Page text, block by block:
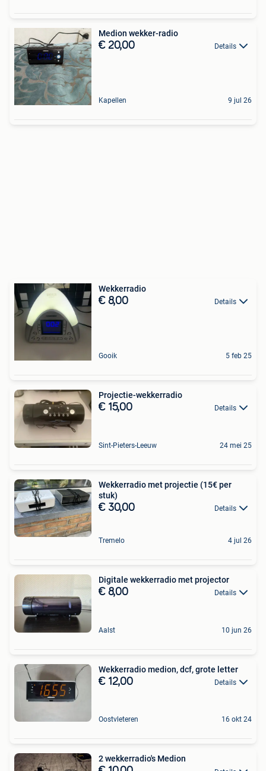
Medion wekker-radio
€ 20,00 Details
Kapellen 9 jul 26
Wekkerradio
€ 8,00 Details
Gooik 5 feb 25
Projectie-wekkerradio
€ 15,00 Details
Sint-Pieters-Leeuw 24 mei 25
Wekkerradio met projectie (15€ per
stuk)
€ 30,00 Details
Tremelo 4 jul 26
Digitale wekkerradio met projector
€ 8,00 Details
Aalst 10 jun 26
Wekkerradio medion, dcf, grote letter
€ 12,00 Details
Oostvleteren 16 okt 24
2 wekkerradio's Medion